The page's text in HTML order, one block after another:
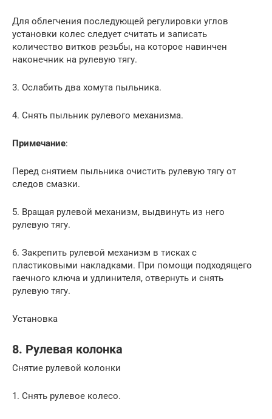
Для облегчения последующей регулировки углов
установки колес следует считать и записать
количество витков резьбы, на которое навинчен
наконечник на рулевую тягу.
3. Ослабить два хомута пыльника.
4. Снять пыльник рулевого механизма.
Примечание:
Перед снятием пыльника очистить рулевую тягу от
следов смазки.
5. Вращая рулевой механизм, выдвинуть из него
рулевую тягу.
6. Закрепить рулевой механизм в тисках с
пластиковыми накладками. При помощи подходящего
гаечного ключа и удлинителя, отвернуть и снять
рулевую тягу.
Установка
8. Рулевая колонка
Снятие рулевой колонки
1. Снять рулевое колесо.